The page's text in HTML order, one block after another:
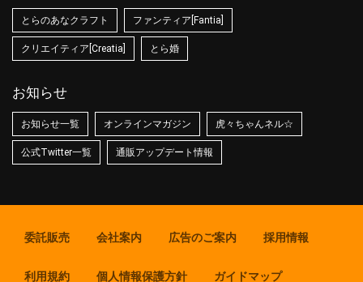
とらのあなクラフト ファンティア[Fantia]
クリエイティア[Creatia] とら婚
お知らせ
お知らせ一覧 オンラインマガジン 虎々ちゃんネル☆
公式Twitter一覧 通販アップデート情報
委託販売 会社案内 広告のご案内 採用情報
利用規約 個人情報保護方針 ガイドマップ